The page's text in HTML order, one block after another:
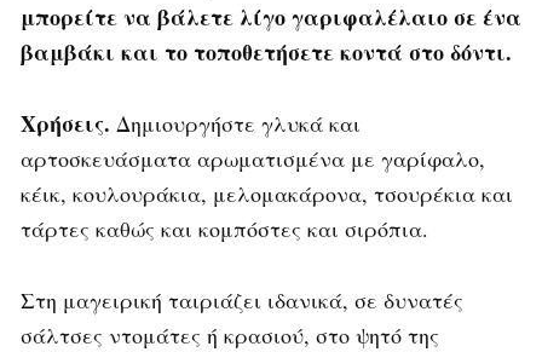
μπορείτε να βάλετε λίγο γαριφαλέλαιο σε ένα
βαμβάκι και το τοποθετήσετε κοντά στο δόντι.
Χρήσεις. Δημιουργήστε γλυκά και
αρτοσκευάσματα αρωματισμένα με γαρίφαλο,
κέικ, κουλουράκια, μελομακάρονα, τσουρέκια και
τάρτες καθώς και κομπόστες και σιρόπια.
Στη μαγειρική ταιριάζει ιδανικά, σε δυνατές
σάλτσες ντομάτες ή κρασιού, στο ψητό της